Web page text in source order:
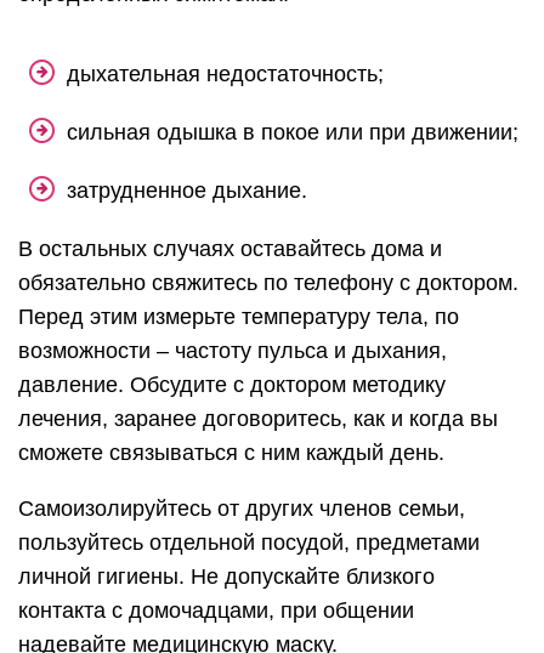
дыхательная недостаточность;
сильная одышка в покое или при движении;
затрудненное дыхание.
В остальных случаях оставайтесь дома и
обязательно свяжитесь по телефону с доктором.
Перед этим измерьте температуру тела, по
возможности – частоту пульса и дыхания,
давление. Обсудите с доктором методику
лечения, заранее договоритесь, как и когда вы
сможете связываться с ним каждый день.
Самоизолируйтесь от других членов семьи,
пользуйтесь отдельной посудой, предметами
личной гигиены. Не допускайте близкого
контакта с домочадцами, при общении
надевайте медицинскую маску.